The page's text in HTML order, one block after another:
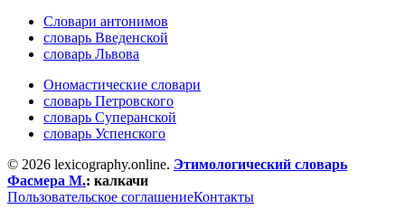
Словари антонимов
словарь Введенской
словарь Львова
Ономастические словари
словарь Петровского
словарь Суперанской
словарь Успенского
© 2026 lexicography.online. Этимологический словарь
Фасмера М.: калкачи
Пользовательское соглашениеКонтакты